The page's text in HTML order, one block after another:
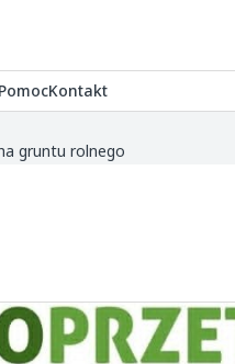
PomocKontakt
gruntu rolnego